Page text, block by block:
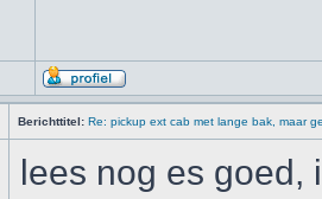
Berichttitel: Re: pickup ext cab met lange bak, maar
lees nog es goed,